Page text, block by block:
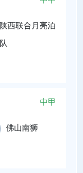
陕西联合月亮泊
队
中甲
佛山南狮